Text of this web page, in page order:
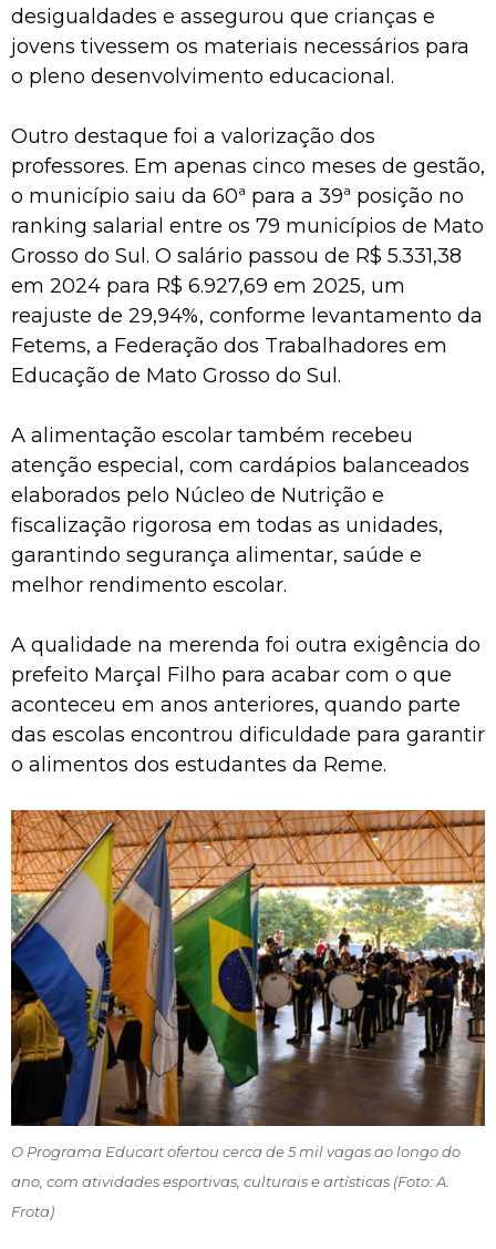
desigualdades e assegurou que crianças e
jovens tivessem os materiais necessários para
o pleno desenvolvimento educacional.
Outro destaque foi a valorização dos
professores. Em apenas cinco meses de gestão,
o município saiu da 60ª para a 39ª posição no
ranking salarial entre os 79 municípios de Mato
Grosso do Sul. O salário passou de R$ 5.331,38
em 2024 para R$ 6.927,69 em 2025, um
reajuste de 29,94%, conforme levantamento da
Fetems, a Federação dos Trabalhadores em
Educação de Mato Grosso do Sul.
A alimentação escolar também recebeu
atenção especial, com cardápios balanceados
elaborados pelo Núcleo de Nutrição e
fiscalização rigorosa em todas as unidades,
garantindo segurança alimentar, saúde e
melhor rendimento escolar.
A qualidade na merenda foi outra exigência do
prefeito Marçal Filho para acabar com o que
aconteceu em anos anteriores, quando parte
das escolas encontrou dificuldade para garantir
o alimentos dos estudantes da Reme.
O Programa Educart ofertou cerca de 5 mil vagas ao longo do
ano, com atividades esportivas, culturais e artísticas (Foto: A.
Frota)